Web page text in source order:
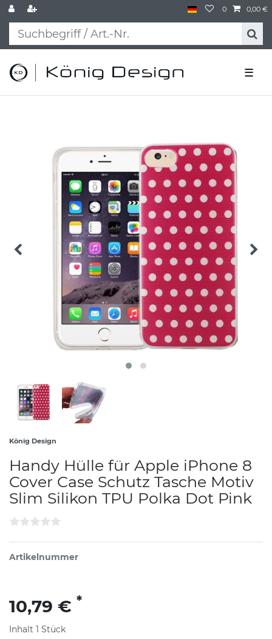
0 0,00 €
☰
König Design
Handy Hülle für Apple iPhone 8
Cover Case Schutz Tasche Motiv
Slim Silikon TPU Polka Dot Pink
Artikelnummer
10,79 € *
Inhalt 1 Stück